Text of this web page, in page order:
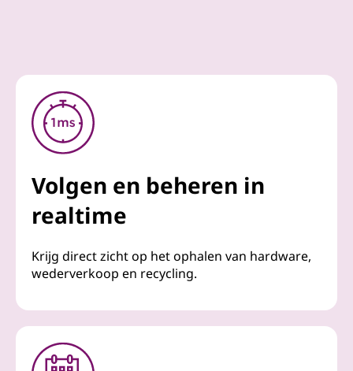
Volgen en beheren in
realtime
Krijg direct zicht op het ophalen van hardware,
wederverkoop en recycling.